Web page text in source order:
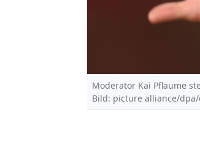
Moderator Kai Pflaume
Bild: picture alliance/